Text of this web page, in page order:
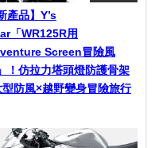
產品】Y’s
「WR125R用
Screen冒險風
！仿拉力塔頭燈防護骨架
型防風×越野變身冒險旅行